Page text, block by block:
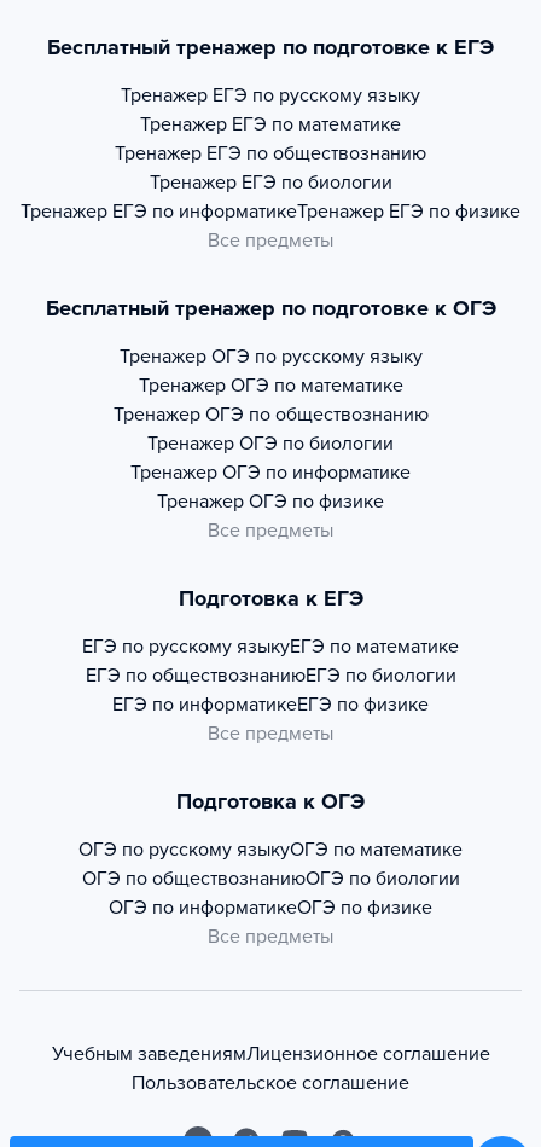
Бесплатный тренажер по подготовке к ЕГЭ
Тренажер ЕГЭ по русскому языку
Тренажер ЕГЭ по математике
Тренажер ЕГЭ по обществознанию
Тренажер ЕГЭ по биологии
Тренажер ЕГЭ по информатикеТренажер ЕГЭ по физике
Все предметы
Бесплатный тренажер по подготовке к ОГЭ
Тренажер ОГЭ по русскому языку
Тренажер ОГЭ по математике
Тренажер ОГЭ по обществознанию
Тренажер ОГЭ по биологии
Тренажер ОГЭ по информатике
Тренажер ОГЭ по физике
Все предметы
Подготовка к ЕГЭ
ЕГЭ по русскому языкуЕГЭ по математике
ЕГЭ по обществознаниюЕГЭ по биологии
ЕГЭ по информатикеЕГЭ по физике
Все предметы
Подготовка к ОГЭ
ОГЭ по русскому языкуОГЭ по математике
ОГЭ по обществознаниюОГЭ по биологии
ОГЭ по информатикеОГЭ по физике
Все предметы
Учебным заведениямЛицензионное соглашение
Пользовательское соглашение